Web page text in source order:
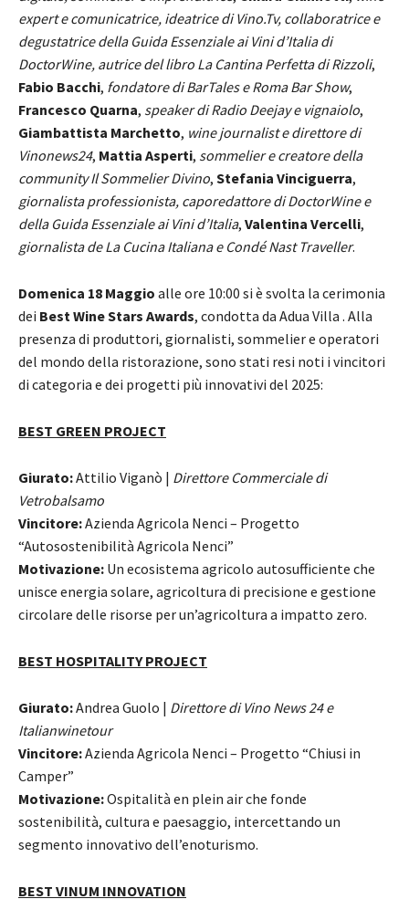
expert e comunicatrice, ideatrice di Vino.Tv, collaboratrice e
degustatrice della Guida Essenziale ai Vini d’Italia di
DoctorWine, autrice del libro La Cantina Perfetta di Rizzoli,
Fabio Bacchi, fondatore di BarTales e Roma Bar Show,
Francesco Quarna, speaker di Radio Deejay e vignaiolo,
Giambattista Marchetto, wine journalist e direttore di
Vinonews24, Mattia Asperti, sommelier e creatore della
community Il Sommelier Divino, Stefania Vinciguerra,
giornalista professionista, caporedattore di DoctorWine e
della Guida Essenziale ai Vini d’Italia, Valentina Vercelli,
giornalista de La Cucina Italiana e Condé Nast Traveller.
Domenica 18 Maggio alle ore 10:00 si è svolta la cerimonia
dei Best Wine Stars Awards, condotta da Adua Villa . Alla
presenza di produttori, giornalisti, sommelier e operatori
del mondo della ristorazione, sono stati resi noti i vincitori
di categoria e dei progetti più innovativi del 2025:
BEST GREEN PROJECT
Giurato:Attilio Viganò | Direttore Commerciale di
Vetrobalsamo
Vincitore:Azienda Agricola Nenci – Progetto
“Autosostenibilità Agricola Nenci”
Motivazione: Un ecosistema agricolo autosufficiente che
unisce energia solare, agricoltura di precisione e gestione
circolare delle risorse per un’agricoltura a impatto zero.
BEST HOSPITALITY PROJECT
Giurato:Andrea Guolo | Direttore di Vino News 24 e
Italianwinetour
Vincitore:Azienda Agricola Nenci – Progetto “Chiusi in
Camper”
Motivazione:Ospitalità en plein air che fonde
sostenibilità, cultura e paesaggio, intercettando un
segmento innovativo dell’enoturismo.
BEST VINUM INNOVATION